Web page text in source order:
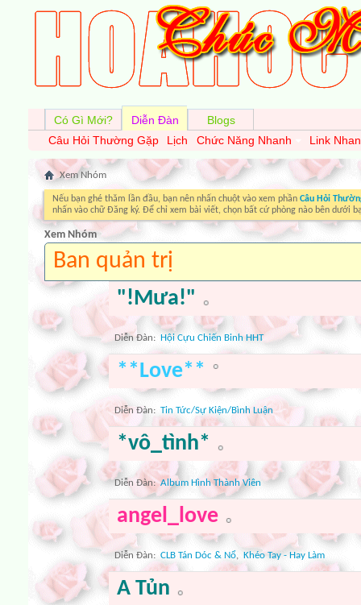
Có Gì Mới?
Diễn Đàn
Câu Hỏi Thường Gặp
Lịch Chức Năng Nhanh Link
Blogs
Xem Nhóm
Nếu bạn ghé thăm lần đầu, bạn nên nhấn chuột vào xem phần Câu Hỏi
nhấn vào chữ Đăng ký. Để chỉ xem bài viết, chọn bất cứ phòng nào bên dưới
Xem Nhóm
Ban quản trị
"!Mưa!"
Diễn Ðàn: Hội Cựu Chiến Binh HHT
**Love**
Diễn Ðàn: Tin Tức/Sự Kiện/Bình Luận
*vô_tình*
Diễn Ðàn: Album Hình Thành Viên
angel_love
Diễn Ðàn: CLB Tán Dóc & Nổ, Khéo Tay - Hay Làm
A Tủn